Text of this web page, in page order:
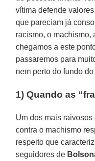
vítima defende
que pareciam já
racismo, o machismo,
chegamos a este
passaremos para
nem perto do fundo
1) Quando as
Um dos mais raivosos
contra o machismo
respeito que
seguidores de